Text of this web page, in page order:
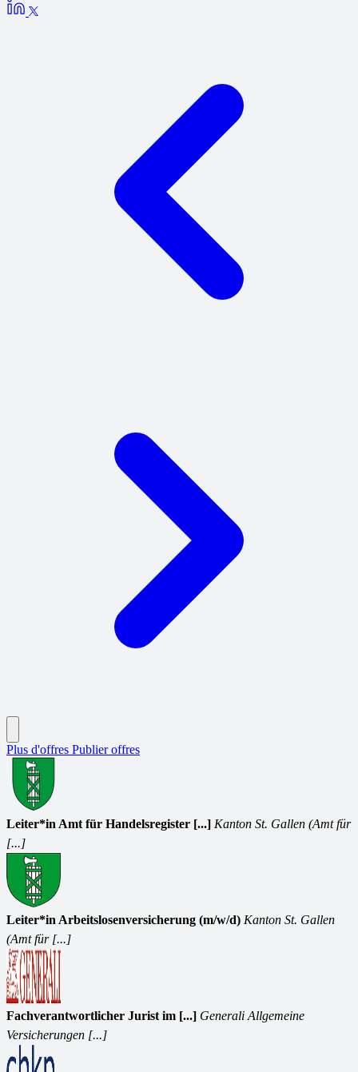
Plus d'offres Publier offres
Leiter*in Amt für Handelsregister [...] Kanton St. Gallen (Amt für
[...]
Leiter*in Arbeitslosenversicherung (m/w/d) Kanton St. Gallen
(Amt für [...]
Fachverantwortlicher Jurist im [...] Generali Allgemeine
Versicherungen [...]